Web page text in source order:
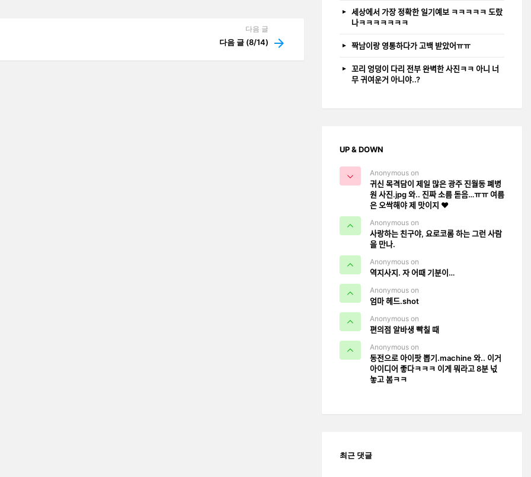
다음 글
다음 글 (8/14)
세상에서 가장 정확한 일기예보 ㅋㅋㅋㅋㅋ 도랐
나ㅋㅋㅋㅋㅋㅋㅋ
짝남이랑 영통하다가 고백 받았어ㅠㅠ
꼬리 엉덩이 다리 전부 완벽한 사진ㅋㅋ 아니 너
무 귀여운거 아니야..?
UP & DOWN
Anonymous on
귀신 목격담이 제일 많은 광주 진월동 폐병
원 사진.jpg 와.. 진짜 소름 돋음…ㅠㅠ 여름
은 오싹해야 제 맛이지 ❤️
Anonymous on
사랑하는 친구야, 요로코롬 하는 그런 사람
을 만나.
Anonymous on
역지사지. 자 어때 기분이…
Anonymous on
엄마 헤드.shot
Anonymous on
편의점 알바생 빡칠 때
Anonymous on
동전으로 아이팟 뽑기.machine 와.. 이거
아이디어 좋다ㅋㅋㅋ 이게 뭐라고 8분 넋
놓고 봄ㅋㅋ
최근 댓글